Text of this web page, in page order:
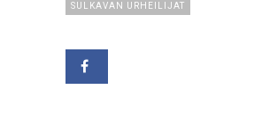
SULKAVAN URHEILIJAT